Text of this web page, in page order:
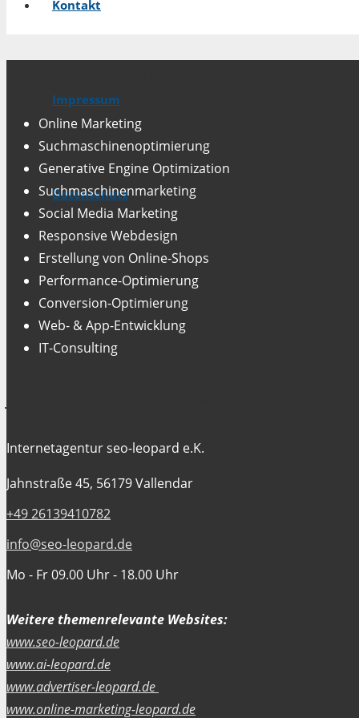
Kontakt
Impressum
Datenschutz
Online Marketing
Suchmaschinenoptimierung
Generative Engine Optimization
Suchmaschinenmarketing
Social Media Marketing
Responsive Webdesign
Erstellung von Online-Shops
Performance-Optimierung
Conversion-Optimierung
Web- & App-Entwicklung
IT-Consulting
Internetagentur seo-leopard e.K.
Jahnstraße 45, 56179 Vallendar
+49 26139410782
info@seo-leopard.de
Mo - Fr 09.00 Uhr - 18.00 Uhr
Weitere themenrelevante Websites:
www.seo-leopard.de
www.ai-leopard.de
www.advertiser-leopard.de
www.online-marketing-leopard.de